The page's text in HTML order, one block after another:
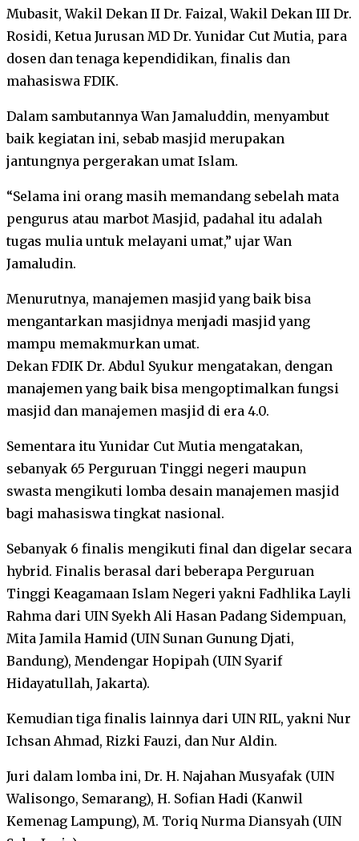
Mubasit, Wakil Dekan II Dr. Faizal, Wakil Dekan III Dr.
Rosidi, Ketua Jurusan MD Dr. Yunidar Cut Mutia, para
dosen dan tenaga kependidikan, finalis dan
mahasiswa FDIK.
Dalam sambutannya Wan Jamaluddin, menyambut
baik kegiatan ini, sebab masjid merupakan
jantungnya pergerakan umat Islam.
“Selama ini orang masih memandang sebelah mata
pengurus atau marbot Masjid, padahal itu adalah
tugas mulia untuk melayani umat,” ujar Wan
Jamaludin.
Menurutnya, manajemen masjid yang baik bisa
mengantarkan masjidnya menjadi masjid yang
mampu memakmurkan umat.
Dekan FDIK Dr. Abdul Syukur mengatakan, dengan
manajemen yang baik bisa mengoptimalkan fungsi
masjid dan manajemen masjid di era 4.0.
Sementara itu Yunidar Cut Mutia mengatakan,
sebanyak 65 Perguruan Tinggi negeri maupun
swasta mengikuti lomba desain manajemen masjid
bagi mahasiswa tingkat nasional.
Sebanyak 6 finalis mengikuti final dan digelar secara
hybrid. Finalis berasal dari beberapa Perguruan
Tinggi Keagamaan Islam Negeri yakni Fadhlika Layli
Rahma dari UIN Syekh Ali Hasan Padang Sidempuan,
Mita Jamila Hamid (UIN Sunan Gunung Djati,
Bandung), Mendengar Hopipah (UIN Syarif
Hidayatullah, Jakarta).
Kemudian tiga finalis lainnya dari UIN RIL, yakni Nur
Ichsan Ahmad, Rizki Fauzi, dan Nur Aldin.
Juri dalam lomba ini, Dr. H. Najahan Musyafak (UIN
Walisongo, Semarang), H. Sofian Hadi (Kanwil
Kemenag Lampung), M. Toriq Nurma Diansyah (UIN